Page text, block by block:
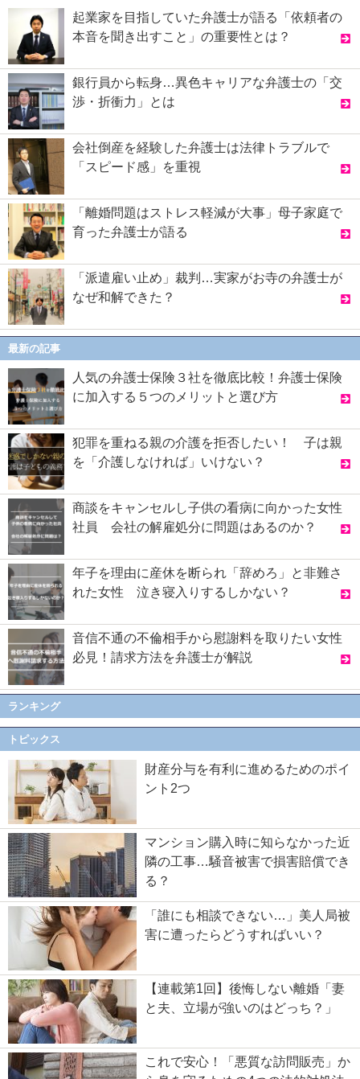
起業家を目指していた弁護士が語る「依頼者の
本音を聞き出すこと」の重要性とは？
銀行員から転身…異色キャリアな弁護士の「交
渉・折衝力」とは
会社倒産を経験した弁護士は法律トラブルで
「スピード感」を重視
「離婚問題はストレス軽減が大事」母子家庭で
育った弁護士が語る
「派遣雇い止め」裁判…実家がお寺の弁護士が
なぜ和解できた？
最新の記事
人気の弁護士保険３社を徹底比較！弁護士保険
に加入する５つのメリットと選び方
犯罪を重ねる親の介護を拒否したい！ 子は親
を「介護しなければ」いけない？
商談をキャンセルし子供の看病に向かった女性
社員 会社の解雇処分に問題はあるのか？
年子を理由に産休を断られ「辞めろ」と非難さ
れた女性 泣き寝入りするしかない？
音信不通の不倫相手から慰謝料を取りたい女性
必見！請求方法を弁護士が解説
ランキング
トピックス
財産分与を有利に進めるためのポイ
ント2つ
マンション購入時に知らなかった近
隣の工事…騒音被害で損害賠償でき
る？
「誰にも相談できない…」美人局被
害に遭ったらどうすればいい？
【連載第1回】後悔しない離婚「妻
と夫、立場が強いのはどっち？」
これで安心！「悪質な訪問販売」か